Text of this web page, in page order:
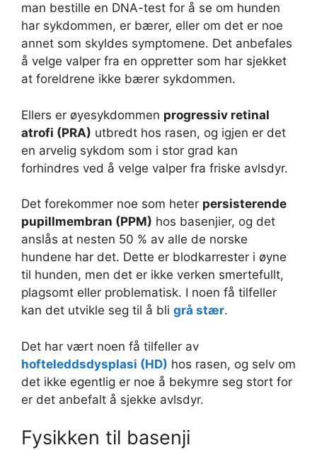
man bestille en DNA-test for å se om hunden
har sykdommen, er bærer, eller om det er noe
annet som skyldes symptomene. Det anbefales
å velge valper fra en oppretter som har sjekket
at foreldrene ikke bærer sykdommen.
Ellers er øyesykdommen progressiv retinal
atrofi (PRA) utbredt hos rasen, og igjen er det
en arvelig sykdom som i stor grad kan
forhindres ved å velge valper fra friske avlsdyr.
Det forekommer noe som heter persisterende
pupillmembran (PPM) hos basenjier, og det
anslås at nesten 50 % av alle de norske
hundene har det. Dette er blodkarrester i øyne
til hunden, men det er ikke verken smertefullt,
plagsomt eller problematisk. I noen få tilfeller
kan det utvikle seg til å bli grå stær.
Det har vært noen få tilfeller av
hofteleddsdysplasi (HD) hos rasen, og selv om
det ikke egentlig er noe å bekymre seg stort for
er det anbefalt å sjekke avlsdyr.
Fysikken til basenji